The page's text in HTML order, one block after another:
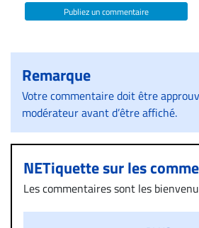
Publiez un commentaire
Remarque
Votre commentaire doit être
modérateur avant d’être affiché.
NETiquette sur les
Les commentaires sont les